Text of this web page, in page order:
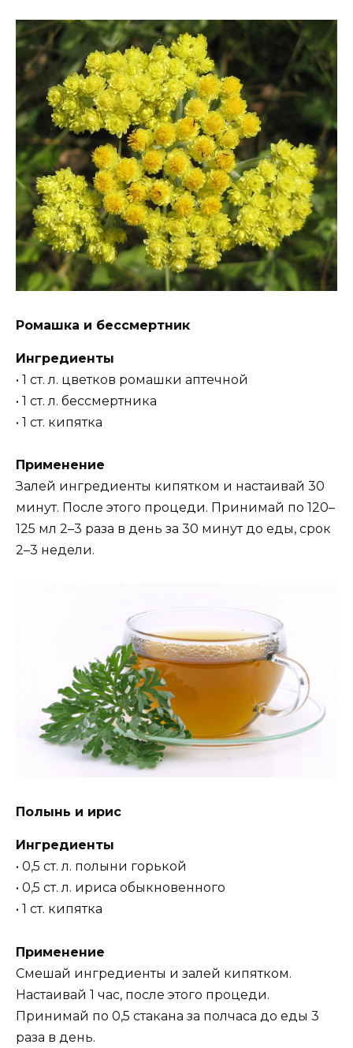
Ромашка и бессмертник
Ингредиенты
• 1 ст. л. цветков ромашки аптечной
• 1 ст. л. бессмертника
• 1 ст. кипятка
Применение
Залей ингредиенты кипятком и настаивай 30
минут. После этого процеди. Принимай по 120–
125 мл 2–3 раза в день за 30 минут до еды, срок
2–3 недели.
Полынь и ирис
Ингредиенты
• 0,5 ст. л. полыни горькой
• 0,5 ст. л. ириса обыкновенного
• 1 ст. кипятка
Применение
Смешай ингредиенты и залей кипятком.
Настаивай 1 час, после этого процеди.
Принимай по 0,5 стакана за полчаса до еды 3
раза в день.